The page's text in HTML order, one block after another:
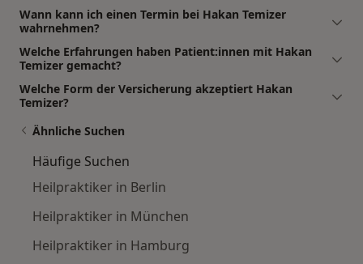
Wann kann ich einen Termin bei Hakan Temizer
wahrnehmen?
Welche Erfahrungen haben Patient:innen mit Hakan
Temizer gemacht?
Welche Form der Versicherung akzeptiert Hakan
Temizer?
Ähnliche Suchen
Häufige Suchen
Heilpraktiker in Berlin
Heilpraktiker in München
Heilpraktiker in Hamburg